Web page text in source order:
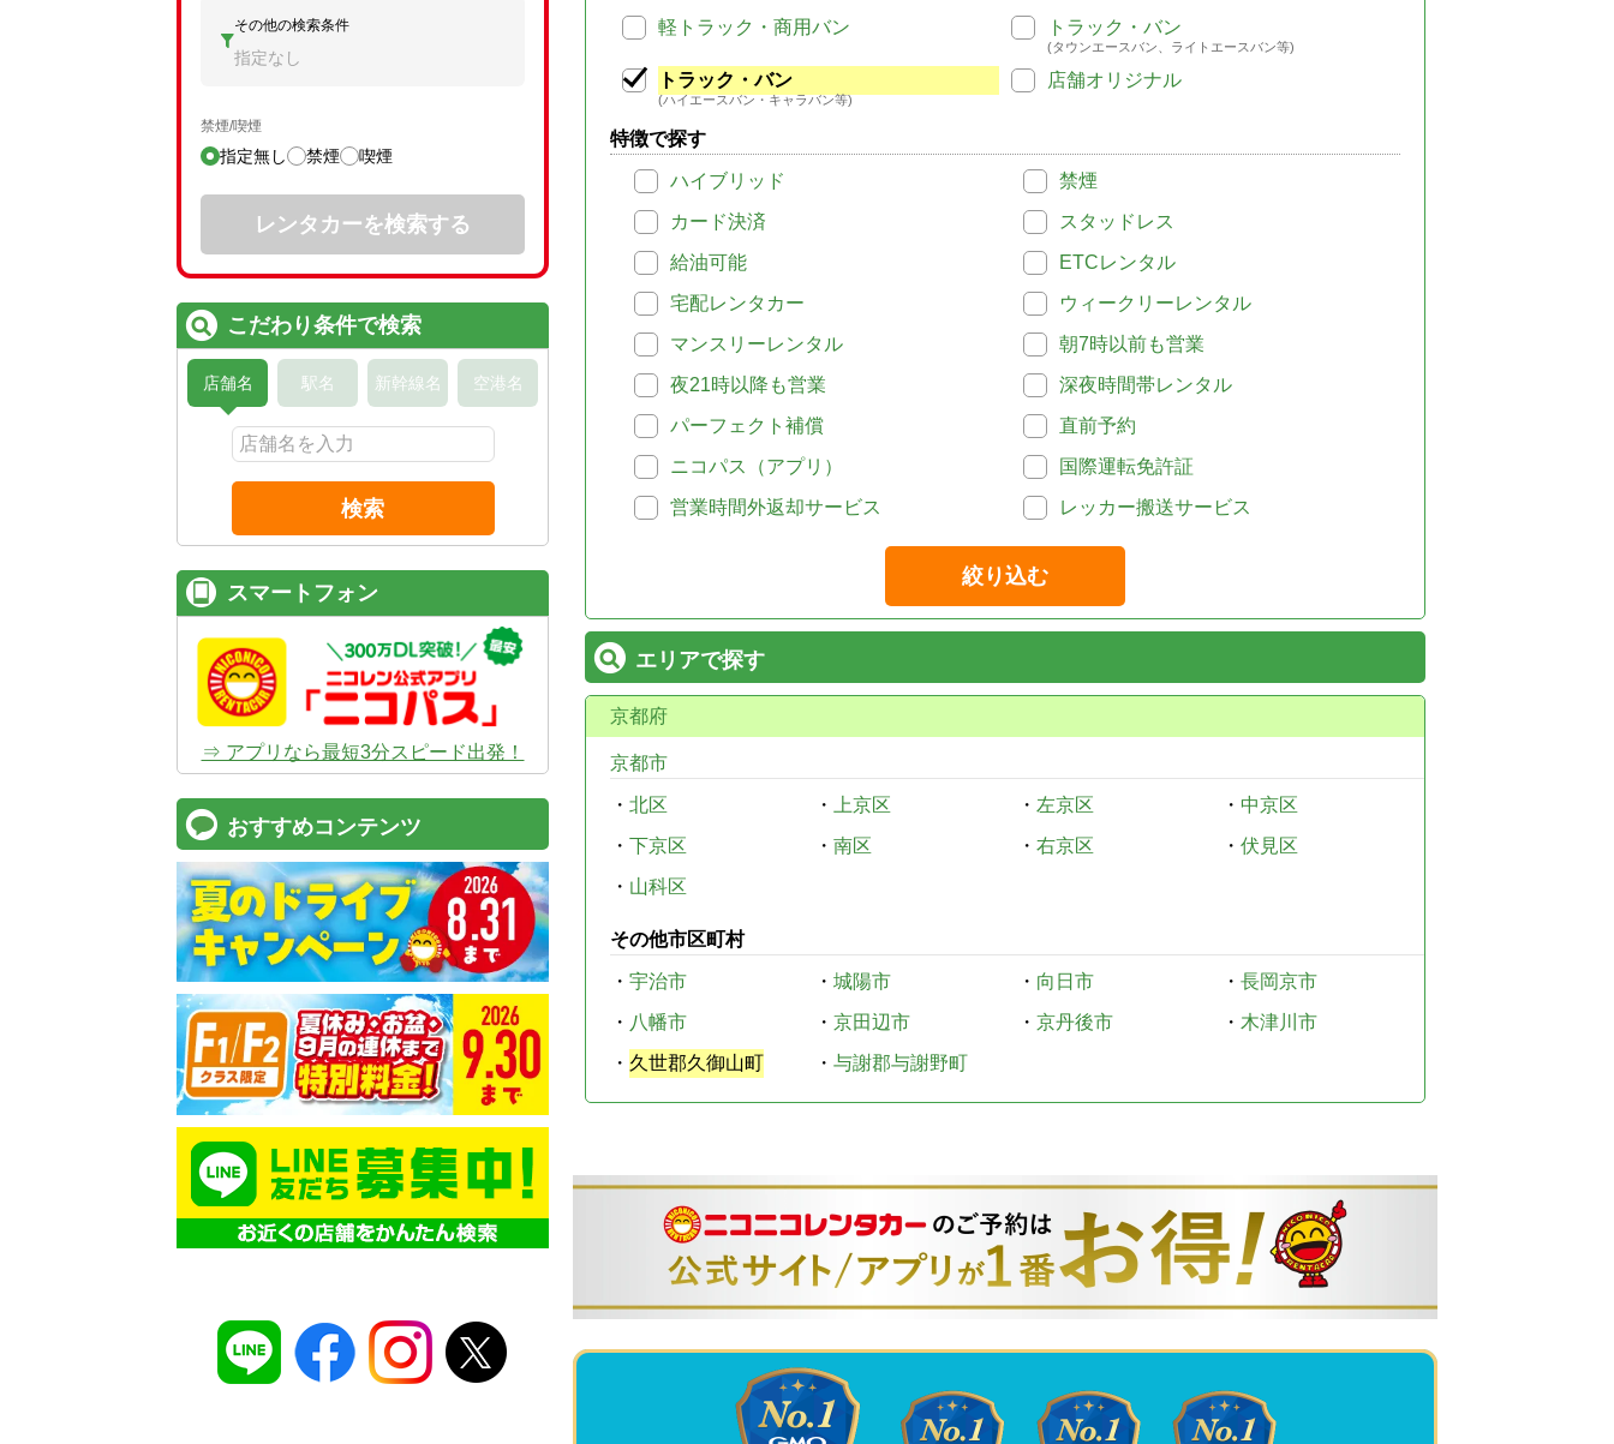
軽トラック・商用バン
トラック・バン
(タウンエースバン、ライトエースバン等)
トラック・バン
(ハイエースバン・キャラバン等)
店舗オリジナル
特徴で探す
ハイブリッド
禁煙
カード決済
スタッドレス
給油可能
ETCレンタル
宅配レンタカー
ウィークリーレンタル
マンスリーレンタル
朝7時以前も営業
夜21時以降も営業
深夜時間帯レンタル
パーフェクト補償
直前予約
ニコパス（アプリ）
国際運転免許証
営業時間外返却サービス
レッカー搬送サービス
絞り込む
エリアで探す
京都府
京都市
・ 北区 ・ 上京区 ・ 左京区 ・ 中京区
・ 下京区 ・ 南区 ・ 右京区 ・ 伏見区
・ 山科区
その他市区町村
・ 宇治市 ・ 城陽市 ・ 向日市 ・ 長岡京市
・ 八幡市 ・ 京田辺市 ・ 京丹後市 ・ 木津川市
・ 久世郡久御山町 ・ 与謝郡与謝野町
その他の検索条件
指定なし
禁煙/喫煙
指定無し 禁煙 喫煙
レンタカーを検索する
こだわり条件で検索
店舗名 駅名 新幹線名 空港名
検索
スマートフォン
⇒ アプリなら最短3分スピード出発！
おすすめコンテンツ